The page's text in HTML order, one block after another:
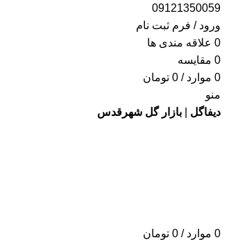
09121350059
ورود / فرم ثبت نام
0 علاقه مندی ها
0 مقایسه
0 موارد /
0 تومان
منو
دیفاگل
بازار گل شهرقدس
0 موارد /
0 تومان